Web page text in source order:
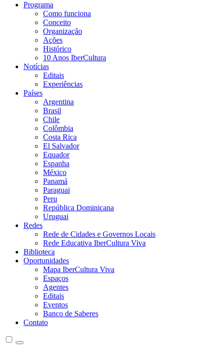
Programa
Como funciona
Conceito
Organização
Ações
Histórico
10 Anos IberCultura
Notícias
Editais
Experiências
Países
Argentina
Brasil
Chile
Colômbia
Costa Rica
El Salvador
Equador
Espanha
México
Panamá
Paraguai
Peru
República Dominicana
Uruguai
Redes
Rede de Cidades e Governos Locais
Rede Educativa IberCultura Viva
Biblioteca
Oportunidades
Mapa IberCultura Viva
Espaços
Agentes
Editais
Eventos
Banco de Saberes
Contato